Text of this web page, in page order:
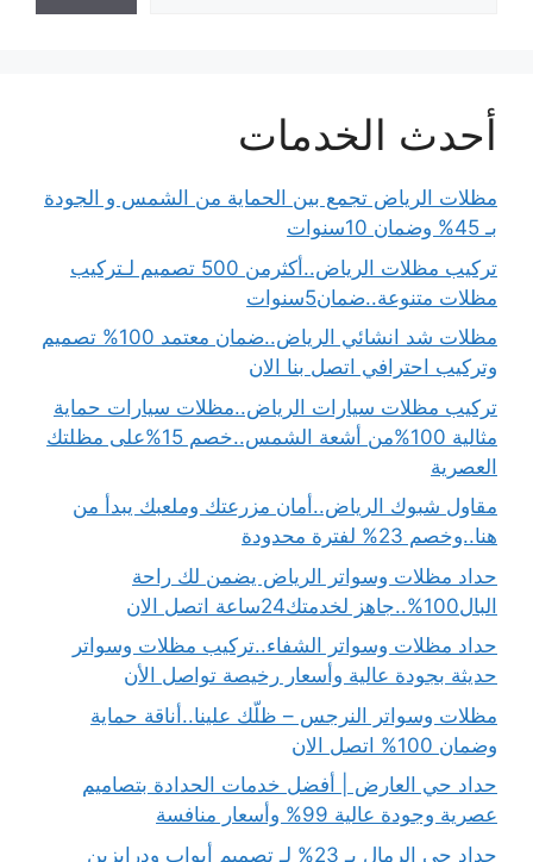
أحدث الخدمات
مظلات الرياض تجمع بين الحماية من الشمس و الجودة
بـ 45% وضمان 10سنوات
تركيب مظلات الرياض..أكثرمن 500 تصميم لـتركيب
مظلات متنوعة..ضمان5سنوات
مظلات شد انشائي الرياض..ضمان معتمد 100% تصميم
وتركيب احترافي اتصل بنا الان
تركيب مظلات سيارات الرياض..مظلات سيارات حماية
مثالية 100%من أشعة الشمس..خصم 15%على مظلتك
العصرية
مقاول شبوك الرياض..أمان مزرعتك وملعبك يبدأ من
هنا..وخصم 23% لفترة محدودة
حداد مظلات وسواتر الرياض يضمن لك راحة
البال100%..جاهز لخدمتك24ساعة اتصل الان
حداد مظلات وسواتر الشفاء..تركيب مظلات وسواتر
حديثة بجودة عالية وأسعار رخيصة تواصل الأن
مظلات وسواتر النرجس – ظلّك علينا..أناقة حماية
وضمان 100% اتصل الان
حداد حي العارض | أفضل خدمات الحدادة بتصاميم
عصرية وجودة عالية 99% وأسعار منافسة
حداد حي الرمال بـ 23% لـ تصميم أبواب ودرابزين